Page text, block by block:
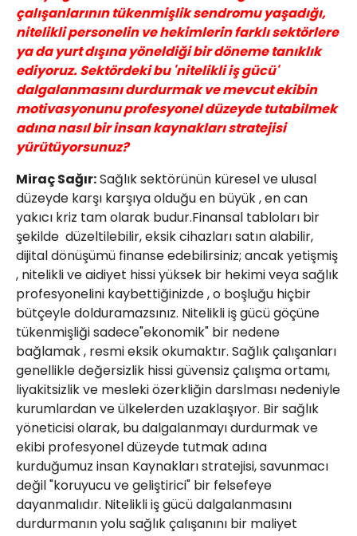
çalışanlarının tükenmişlik sendromu yaşadığı,
nitelikli personelin ve hekimlerin farklı sektörlere
ya da yurt dışına yöneldiği bir döneme tanıklık
ediyoruz. Sektördeki bu 'nitelikli iş gücü'
dalgalanmasını durdurmak ve mevcut ekibin
motivasyonunu profesyonel düzeyde tutabilmek
adına nasıl bir insan kaynakları stratejisi
yürütüyorsunuz?
Miraç Sağır:Sağlık sektörünün küresel ve ulusal
düzeyde karşı karşıya olduğu en büyük , en can
yakıcı kriz tam olarak budur.Finansal tabloları bir
şekilde düzeltilebilir, eksik cihazları satın alabilir,
dijital dönüşümü finanse edebilirsiniz; ancak yetişmiş
, nitelikli ve aidiyet hissi yüksek bir hekimi veya sağlık
profesyonelini kaybettiğinizde , o boşluğu hiçbir
bütçeyle dolduramazsınız. Nitelikli iş gücü göçüne
tükenmişliği sadece"ekonomik" bir nedene
bağlamak , resmi eksik okumaktır. Sağlık çalışanları
genellikle değersizlik hissi güvensiz çalışma ortamı,
liyakitsizlik ve mesleki özerkliğin darslması nedeniyle
kurumlardan ve ülkelerden uzaklaşıyor. Bir sağlık
yöneticisi olarak, bu dalgalanmayı durdurmak ve
ekibi profesyonel düzeyde tutmak adına
kurduğumuz insan Kaynakları stratejisi, savunmacı
değil "koruyucu ve geliştirici" bir felsefeye
dayanmalıdır. Nitelikli iş gücü dalgalanmasını
durdurmanın yolu sağlık çalışanını bir maliyet